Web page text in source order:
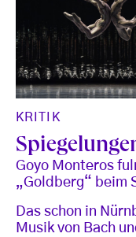
KRITIK
Goyo Monteros
„Goldberg“ beim
Das schon in
Musik von Bach